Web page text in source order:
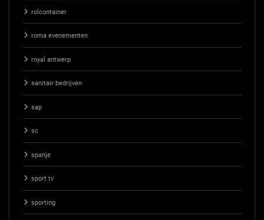
rolcontainer
roma evenementen
royal antwerp
sanitair bedrijven
sap
sc
spanje
sport tv
sporting